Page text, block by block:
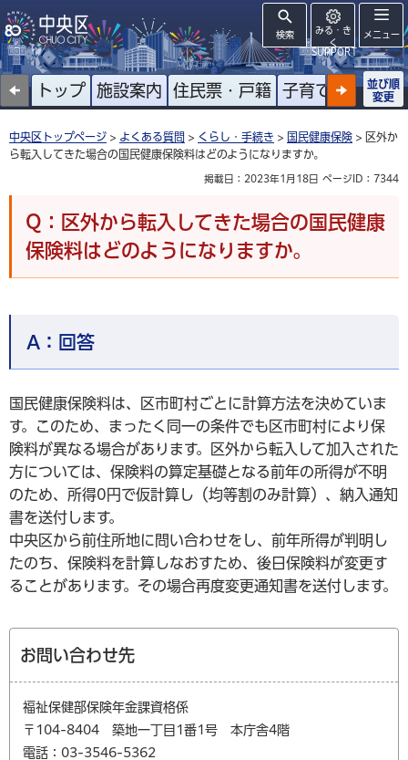
検索
みる・き
く
SUPPORT
メニュー
トップ 施設案内 住民票・戸籍 子育て 高齢者
並び順
変更
中央区トップページ > よくある質問 > くらし・手続き > 国民健康保険 > 区外か
ら転入してきた場合の国民健康保険料はどのようになりますか。
掲載日：2023年1月18日 ページID：7344
Q：区外から転入してきた場合の国民健康
保険料はどのようになりますか。
A： 回答
国民健康保険料は、区市町村ごとに計算方法を決めていま
す。このため、まったく同一の条件でも区市町村により保
険料が異なる場合があります。区外から転入して加入された
方については、保険料の算定基礎となる前年の所得が不明
のため、所得0円で仮計算し（均等割のみ計算）、納入通知
書を送付します。
中央区から前住所地に問い合わせをし、前年所得が判明し
たのち、保険料を計算しなおすため、後日保険料が変更す
ることがあります。その場合再度変更通知書を送付します。
お問い合わせ先
福祉保健部保険年金課資格係
〒104-8404 築地一丁目1番1号 本庁舎4階
電話：03-3546-5362